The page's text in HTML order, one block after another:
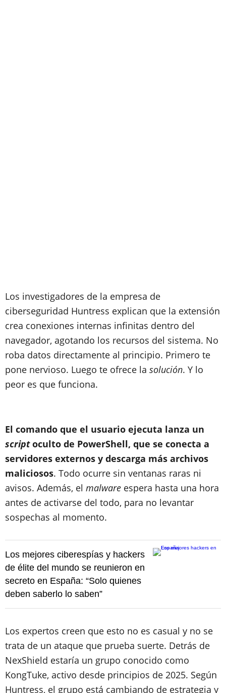
Los investigadores de la empresa de
ciberseguridad Huntress explican que la extensión
crea conexiones internas infinitas dentro del
navegador, agotando los recursos del sistema. No
roba datos directamente al principio. Primero te
pone nervioso. Luego te ofrece la solución. Y lo
peor es que funciona.
El comando que el usuario ejecuta lanza un
scriptoculto de PowerShell, que se conecta a
servidores externos y descarga más archivos
maliciosos. Todo ocurre sin ventanas raras ni
avisos. Además, el malware espera hasta una hora
antes de activarse del todo, para no levantar
sospechas al momento.
Los mejores ciberespías y hackers
de élite del mundo se reunieron en
secreto en España: “Solo quienes
deben saberlo lo saben”
Los expertos creen que esto no es casual y no se
trata de un ataque que prueba suerte. Detrás de
NexShield estaría un grupo conocido como
KongTuke, activo desde principios de 2025. Según
Huntress, el grupo está cambiando de estrategia y